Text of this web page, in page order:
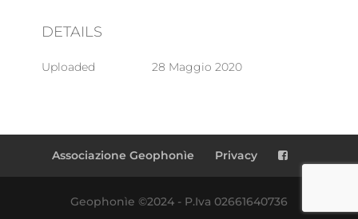
DETAILS
Uploaded 28 Maggio 2020
Associazione Geophonìe Privacy
Geophonìe ©2024 - P.Iva 02661640736